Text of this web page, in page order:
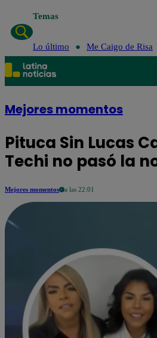
Temas
Lo último Me Caigo de Risa
Mejores momentos
Pituca Sin Lucas
Techi no pasó la
Mejores momentos a las 22:01